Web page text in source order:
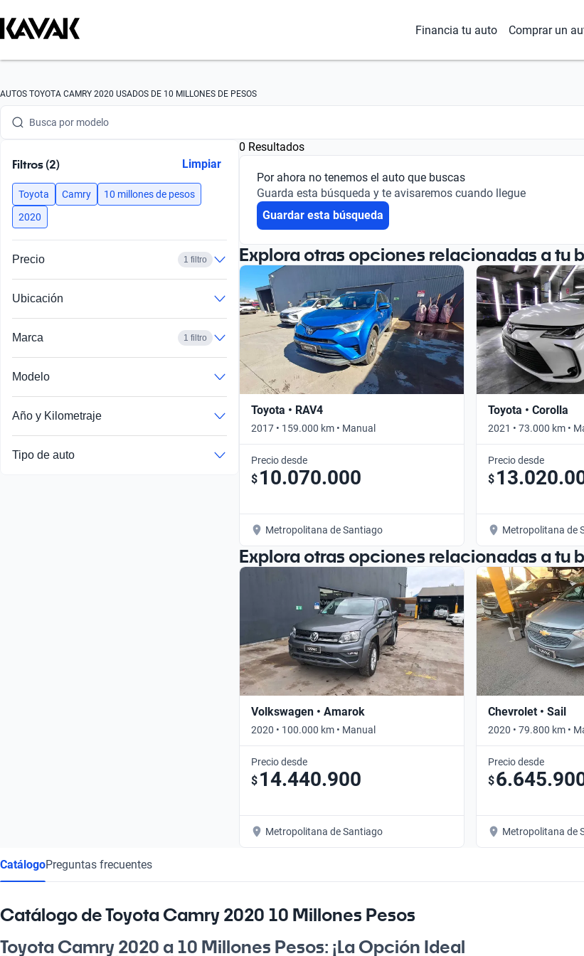
Financia tu auto Comprar un
AUTOS TOYOTA CAMRY 2020 USADOS DE 10 MILLONES DE PESOS
Busca por marca
Busca por modelo
Busca por año
Busca por marca
Busca por versión
Filtros (2) Limpiar
Toyota Camry
10 millones de pesos
2020
Precio 1 filtro
Ubicación
Marca 1 filtro
Modelo
Año y Kilometraje
Tipo de auto
0 Resultados
Por ahora no tenemos el auto que buscas
Guarda esta búsqueda y te avisaremos cuando llegue
Guardar esta búsqueda
Explora otras opciones relacionadas a tu
Toyota • RAV4
2017 • 159.000 km • Manual
Precio desde
$ 10.070.000
Metropolitana de Santiago
Toyota • Corolla
2021 • 73.000 km •
Precio desde
$
Metropolitana de
Explora otras opciones relacionadas a tu
Volkswagen • Amarok
2020 • 100.000 km • Manual
Precio desde
$ 14.440.900
Metropolitana de Santiago
Chevrolet • Sail
2020 • 79.800 km •
Precio desde
$
Metropolitana de
CatálogoPreguntas frecuentes
Catálogo de Toyota Camry 2020 10 Millones Pesos
Toyota Camry 2020 a 10 Millones Pesos: ¡La Opción Ideal